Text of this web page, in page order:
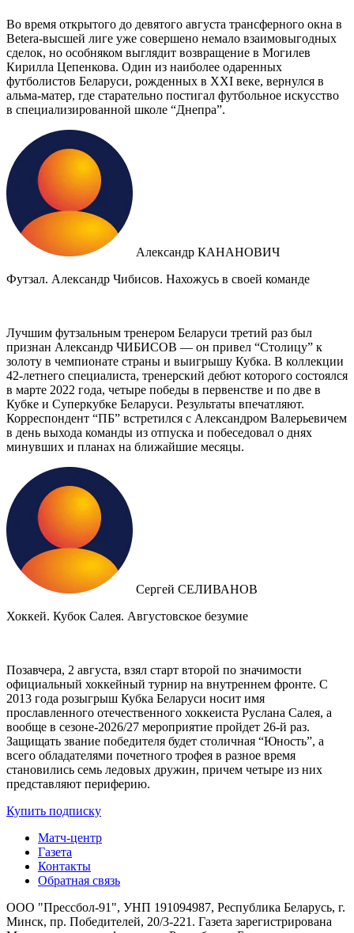
Во время открытого до девятого августа трансферного окна в
Betera-высшей лиге уже совершено немало взаимовыгодных
сделок, но особняком выглядит возвращение в Могилев
Кирилла Цепенкова. Один из наиболее одаренных
футболистов Беларуси, рожденных в XXI веке, вернулся в
альма-матер, где старательно постигал футбольное искусство
в специализированной школе “Днепра”.
Александр КАНАНОВИЧ
Футзал. Александр Чибисов. Нахожусь в своей команде
Лучшим футзальным тренером Беларуси третий раз был
признан Александр ЧИБИСОВ — он привел “Столицу” к
золоту в чемпионате страны и выигрышу Кубка. В коллекции
42-летнего специалиста, тренерский дебют которого состоялся
в марте 2022 года, четыре победы в первенстве и по две в
Кубке и Суперкубке Беларуси. Результаты впечатляют.
Корреспондент “ПБ” встретился с Александром Валерьевичем
в день выхода команды из отпуска и побеседовал о днях
минувших и планах на ближайшие месяцы.
Сергей СЕЛИВАНОВ
Хоккей. Кубок Салея. Августовское безумие
Позавчера, 2 августа, взял старт второй по значимости
официальный хоккейный турнир на внутреннем фронте. C
2013 года розыгрыш Кубка Беларуси носит имя
прославленного отечественного хоккеиста Руслана Салея, а
вообще в сезоне-2026/27 мероприятие пройдет 26-й раз.
Защищать звание победителя будет столичная “Юность”, а
всего обладателями почетного трофея в разное время
становились семь ледовых дружин, причем четыре из них
представляют периферию.
Купить подписку
Матч-центр
Газета
Контакты
Обратная связь
ООО "Прессбол-91", УНП 191094987, Республика Беларусь, г.
Минск, пр. Победителей, 20/3-221. Газета зарегистрирована